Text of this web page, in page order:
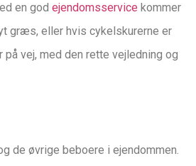
en god ejendomsservice kommer
græs, eller hvis cykelskurerne er
vej, med den rette vejledning og
de øvrige beboere i ejendommen.